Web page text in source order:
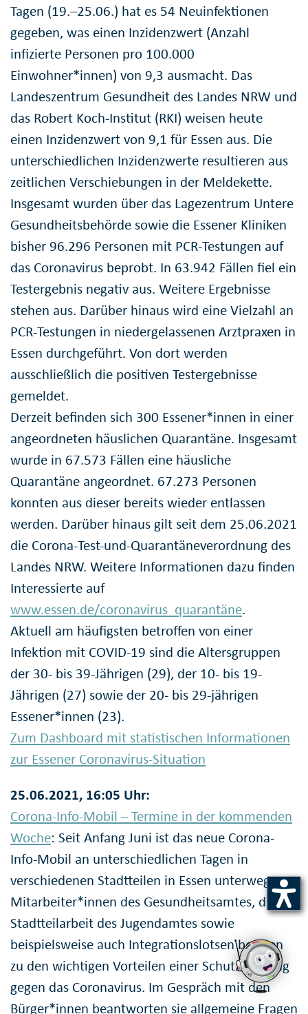
Tagen (19.–25.06.) hat es 54 Neuinfektionen
gegeben, was einen Inzidenzwert (Anzahl
infizierte Personen pro 100.000
Einwohner*innen) von 9,3 ausmacht. Das
Landeszentrum Gesundheit des Landes NRW und
das Robert Koch-Institut (RKI) weisen heute
einen Inzidenzwert von 9,1 für Essen aus. Die
unterschiedlichen Inzidenzwerte resultieren aus
zeitlichen Verschiebungen in der Meldekette.
Insgesamt wurden über das Lagezentrum Untere
Gesundheitsbehörde sowie die Essener Kliniken
bisher 96.296 Personen mit PCR-Testungen auf
das Coronavirus beprobt. In 63.942 Fällen fiel ein
Testergebnis negativ aus. Weitere Ergebnisse
stehen aus. Darüber hinaus wird eine Vielzahl an
PCR-Testungen in niedergelassenen Arztpraxen in
Essen durchgeführt. Von dort werden
ausschließlich die positiven Testergebnisse
gemeldet.
Derzeit befinden sich 300 Essener*innen in einer
angeordneten häuslichen Quarantäne. Insgesamt
wurde in 67.573 Fällen eine häusliche
Quarantäne angeordnet. 67.273 Personen
konnten aus dieser bereits wieder entlassen
werden. Darüber hinaus gilt seit dem 25.06.2021
die Corona-Test-und-Quarantäneverordnung des
Landes NRW. Weitere Informationen dazu finden
Interessierte auf
www.essen.de/coronavirus_quarantäne.
Aktuell am häufigsten betroffen von einer
Infektion mit COVID-19 sind die Altersgruppen
der 30- bis 39-Jährigen (29), der 10- bis 19-
Jährigen (27) sowie der 20- bis 29-jährigen
Essener*innen (23).
Zum Dashboard mit statistischen Informationen
zur Essener Coronavirus-Situation
25.06.2021, 16:05 Uhr:
Corona-Info-Mobil – Termine in der kommenden
Woche: Seit Anfang Juni ist das neue Corona-
Info-Mobil an unterschiedlichen Tagen in
verschiedenen Stadtteilen in Essen unterwegs.
Mitarbeiter*innen des Gesundheitsamtes, der
Stadtteilarbeit des Jugendamtes sowie
beispielsweise auch Integrationslotsen beraten
zu den wichtigen Vorteilen einer Schutzimpfung
gegen das Coronavirus. Im Gespräch mit den
Bürger*innen beantworten sie allgemeine Fragen